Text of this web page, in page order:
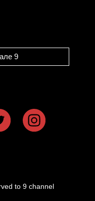
9
to 9 channel